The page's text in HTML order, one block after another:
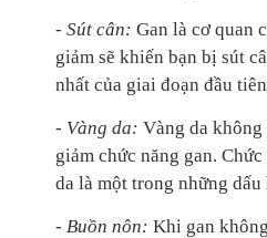
- Sút cân: Gan là cơ quan
giảm sẽ khiến bạn bị sút
nhất của giai đoạn đầu
- Vàng da: Vàng da không
giảm chức năng gan.
da là một trong những
- Buồn nôn: Khi gan